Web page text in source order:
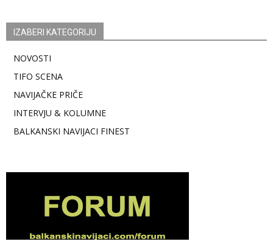
IZABERI KATEGORIJU
NOVOSTI
TIFO SCENA
NAVIJAČKE PRIČE
INTERVJU & KOLUMNE
BALKANSKI NAVIJACI FINEST